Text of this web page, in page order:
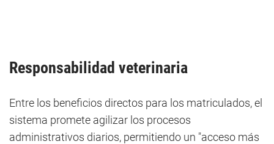
Responsabilidad veterinaria
Entre los beneficios directos para los matriculados, el
sistema promete agilizar los procesos
administrativos diarios, permitiendo un "acceso más